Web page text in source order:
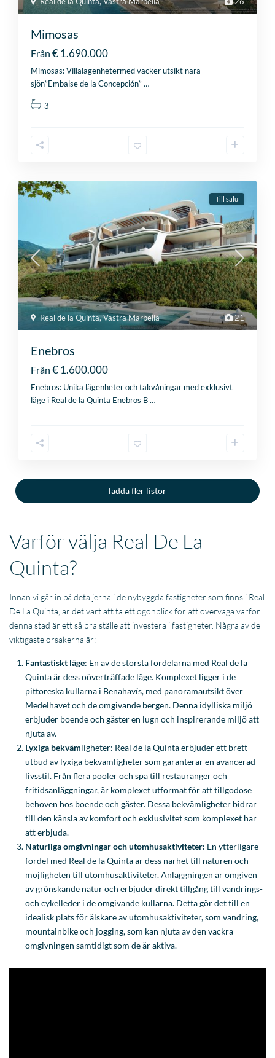
Mimosas
Från € 1.690.000
Mimosas: Villalägenhetermed vacker utsikt nära
sjön”Embalse de la Concepción”…
3
21
Real de la Quinta,Västra Marbella
Till salu
Enebros
Från € 1.600.000
Enebros: Unika lägenheter och takvåningar med exklusivt
läge i Real de la Quinta Enebros B…
ladda fler listor
Varför välja Real De La
Quinta?
Innan vi går in på detaljerna i de nybyggda fastigheter som finns i Real
De La Quinta, är det värt att ta ett ögonblick för att överväga varför
denna stad är ett så bra ställe att investera i fastigheter. Några av de
viktigaste orsakerna är:
Fantastiskt läge: En av de största fördelarna med Real de la
Quinta är dess oöverträffade läge. Komplexet ligger i de
pittoreska kullarna i Benahavís, med panoramautsikt över
Medelhavet och de omgivande bergen. Denna idylliska miljö
erbjuder boende och gäster en lugn och inspirerande miljö att
njuta av.
Lyxiga bekvämligheter: Real de la Quinta erbjuder ett brett
utbud av lyxiga bekvämligheter som garanterar en avancerad
livsstil. Från flera pooler och spa till restauranger och
fritidsanläggningar, är komplexet utformat för att tillgodose
behoven hos boende och gäster. Dessa bekvämligheter bidrar
till den känsla av komfort och exklusivitet som komplexet har
att erbjuda.
Naturliga omgivningar och utomhusaktiviteter: En ytterligare
fördel med Real de la Quinta är dess närhet till naturen och
möjligheten till utomhusaktiviteter. Anläggningen är omgiven
av grönskande natur och erbjuder direkt tillgång till vandrings-
och cykelleder i de omgivande kullarna. Detta gör det till en
idealisk plats för älskare av utomhusaktiviteter, som vandring,
mountainbike och jogging, som kan njuta av den vackra
omgivningen samtidigt som de är aktiva.